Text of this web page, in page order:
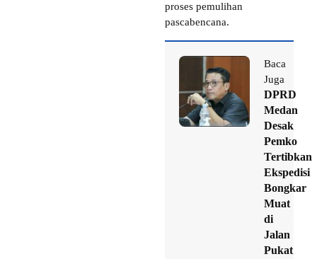
proses pemulihan
pascabencana.
Baca
Juga
DPRD
Medan
Desak
Pemko
Tertibkan
Ekspedisi
Bongkar
Muat
di
Jalan
Pukat